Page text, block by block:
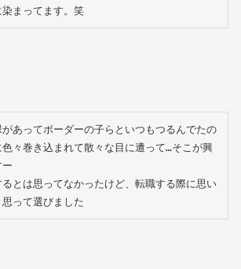
まってます。笑
あってボーダーの子らといつもつるんでたの
々巻き込まれて散々な目に遭って…そこが興
とは思ってなかったけど、転職する際に思い
って選びました